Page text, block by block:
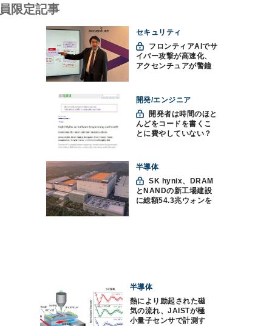
限定記事
セキュリティ
イバー攻撃が高速化、
アクセンチュアが警鐘
開発/エンジニア
んどをコードを書くこ
とに費やしていない？
つの神話への賛否
半導体
SK hynix、DRAM
とNANDの新工場建設
に総額54.3兆ウォンを
半導体
熱により励起された磁
気の流れ、JAISTが極
小量子センサで計測す